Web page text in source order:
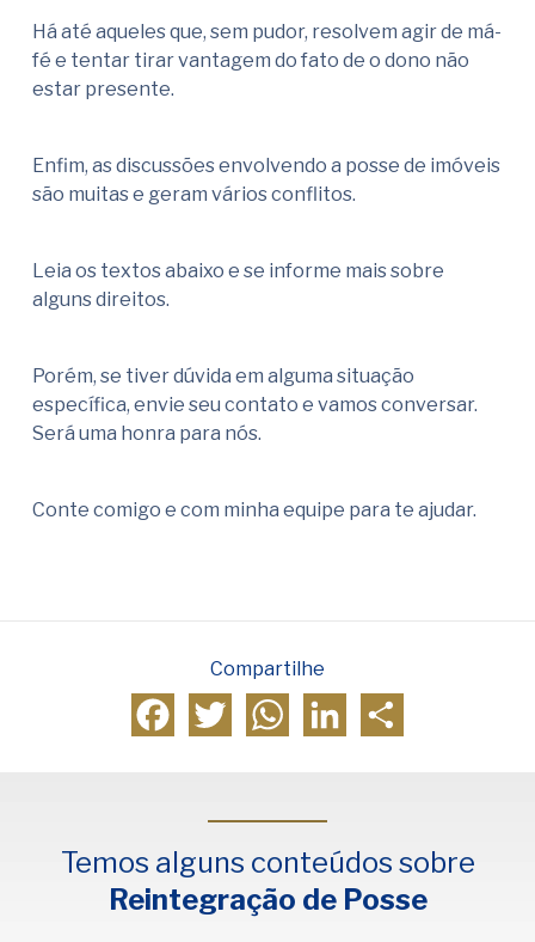
Há até aqueles que, sem pudor, resolvem agir de má-
fé e tentar tirar vantagem do fato de o dono não
estar presente.
Enfim, as discussões envolvendo a posse de imóveis
são muitas e geram vários conflitos.
Leia os textos abaixo e se informe mais sobre
alguns direitos.
Porém, se tiver dúvida em alguma situação
específica, envie seu contato e vamos conversar.
Será uma honra para nós.
Conte comigo e com minha equipe para te ajudar.
Compartilhe
FacebookTwitter WhatsAppLinkedIn
Temos alguns conteúdos sobre
Reintegração de Posse